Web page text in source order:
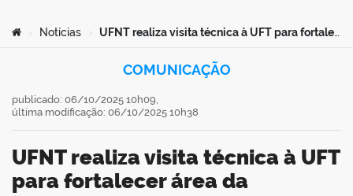
Você está aqui:
Notícias UFNT realiza visita técnica à UFT para fortalecer área da comunicação institucional
COMUNICAÇÃO
UFNT realiza visita técnica à UFT
para fortalecer área da
publicado: 06/10/2025 10h09,
última modificação: 06/10/2025 10h38